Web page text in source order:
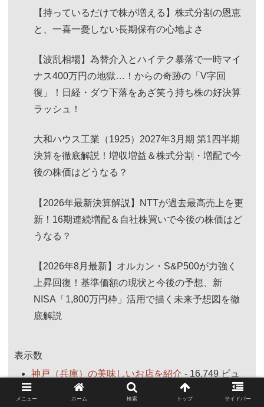
【持っているだけで株が増える】株式分割の恩恵
と、一喜一憂しない長期保有の心地よさ
【波乱相場】為替介入とハイテク暴落で一時マイ
ナス400万円の地獄…！からの奇跡の「V字回
復」！日経・ダウ下落をあざ笑う持ち株の好決算
ラッシュ！
大和ハウス工業（1925）2027年3月期 第1四半期
決算を徹底解説！増収増益＆株式分割・増配で今
後の株価はどうなる？
【2026年最新決算解説】NTTが過去最高売上を更
新！16期連続増配＆自社株買いで今後の株価はど
うなる？
【2026年8月最新】オルカン・S&P500が力強く
上昇回復！基準価額の現状と今後の予想、新
NISA「1,800万円枠」活用で描く未来予想図を徹
底解説
表示数
神戸（兵庫）の美味しいお店を紹介 - 16,749 ビュ
ー
メニュー ホーム 検索 トップ サイドバー